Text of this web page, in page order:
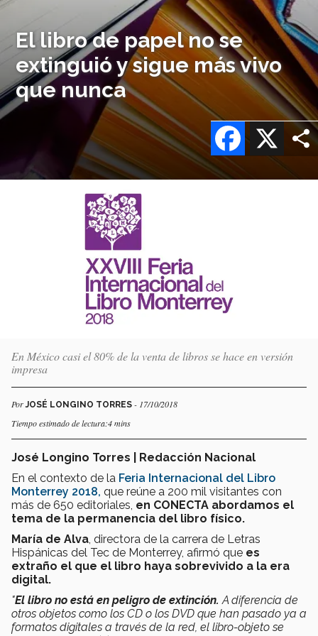
El libro de papel no se
extinguió y sigue más vivo
que nunca
X
Facebook
En México casi el 80% de la venta de libros se hace en versión
impresa
PorJOSÉ LONGINO TORRES - 17/10/2018
Tiempo estimado de lectura:4 mins
José Longino Torres | Redacción Nacional
En el contexto de la Feria Internacional del Libro
Monterrey 2018, que reúne a 200 mil visitantes con
más de 650 editoriales, en CONECTA abordamos el
tema de la permanencia del libro físico.
María de Alva , directora de la carrera de Letras
Hispánicas del Tec de Monterrey, afirmó que es
extraño el que el libro haya sobrevivido a la era
digital.
"El libro no está en peligro de extinción. A diferencia de
otros objetos como los CD o los DVD que han pasado ya a
formatos digitales a través de la red, el libro-objeto se